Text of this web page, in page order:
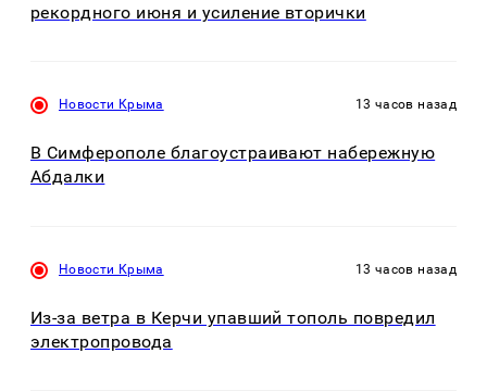
рекордного июня и усиление вторички
Новости Крыма 13 часов назад
В Симферополе благоустраивают набережную
Абдалки
Новости Крыма 13 часов назад
Из-за ветра в Керчи упавший тополь повредил
электропровода